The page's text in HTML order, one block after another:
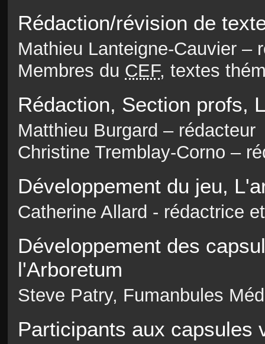
Rédaction/révision de
Mathieu Lanteigne-Cauvier –
Membres du CEF, textes
Rédaction, Section profs,
Matthieu Burgard – rédacteur
Christine Tremblay-Corno –
Développement du jeu,
Catherine Allard - rédactrice
Développement des
l'Arboretum
Steve Patry, Fumanbules
Participants aux capsules